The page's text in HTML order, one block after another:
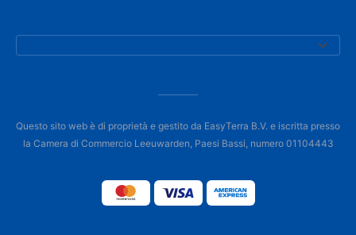
Questo sito web è di proprietà e gestito da EasyTerra B.V. e iscritta presso
la Camera di Commercio Leeuwarden, Paesi Bassi, numero 01104443